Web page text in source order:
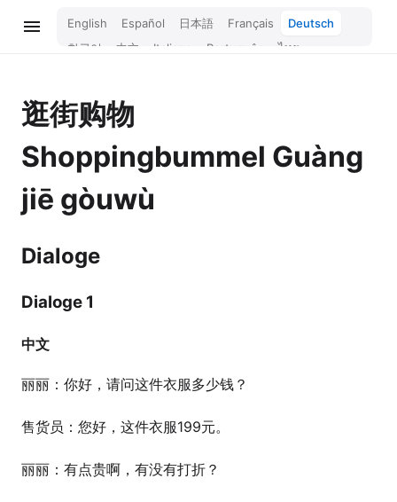
English Español 日本語 Français
Deutsch
한국어
中文 Italiano Português
ไทย
Bahasa Indonesia
逛街购物
Shoppingbummel Guàng
jiē gòuwù
Dialoge
Dialoge 1
中文
丽丽：你好，请问这件衣服多少钱？
售货员：您好，这件衣服199元。
丽丽：有点贵啊，有没有打折？